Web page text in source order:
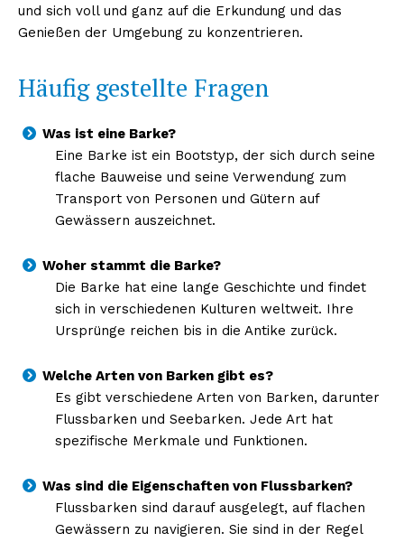
und sich voll und ganz auf die Erkundung und das
Genießen der Umgebung zu konzentrieren.
Häufig gestellte Fragen
Was ist eine Barke?
Eine Barke ist ein Bootstyp, der sich durch seine
flache Bauweise und seine Verwendung zum
Transport von Personen und Gütern auf
Gewässern auszeichnet.
Woher stammt die Barke?
Die Barke hat eine lange Geschichte und findet
sich in verschiedenen Kulturen weltweit. Ihre
Ursprünge reichen bis in die Antike zurück.
Welche Arten von Barken gibt es?
Es gibt verschiedene Arten von Barken, darunter
Flussbarken und Seebarken. Jede Art hat
spezifische Merkmale und Funktionen.
Was sind die Eigenschaften von Flussbarken?
Flussbarken sind darauf ausgelegt, auf flachen
Gewässern zu navigieren. Sie sind in der Regel